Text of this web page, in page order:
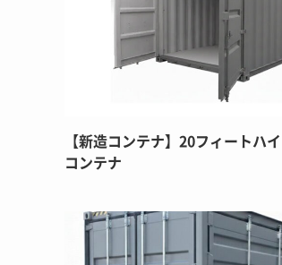
【新造コンテナ】20フィートハ
コンテナ